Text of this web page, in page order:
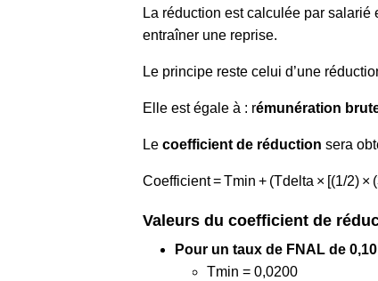
La réduction est calculée par salarié
entraîner une reprise.
Le principe reste celui d’une
Elle est égale à : rémunération
Le coefficient de réduction sera
Coefficient = Tmin + (Tdelta × [(1/2)
Valeurs du coefficient de
Pour un taux de FNAL de
Tmin = 0,0200